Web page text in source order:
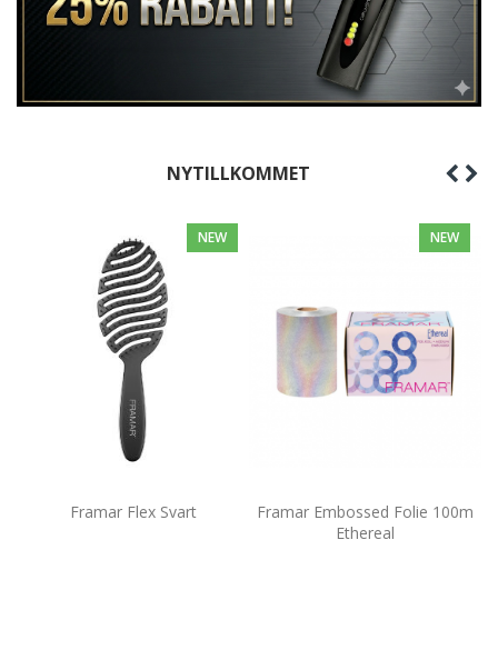
NYTILLKOMMET
NEW
Framar Flex Svart
NEW
Framar Embossed Folie 100m
Ethereal